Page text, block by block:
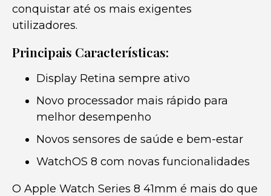
conquistar até os mais exigentes
utilizadores.
Principais Características:
Display Retina sempre ativo
Novo processador mais rápido para
melhor desempenho
Novos sensores de saúde e bem-estar
WatchOS 8 com novas funcionalidades
O Apple Watch Series 8 41mm é mais do que